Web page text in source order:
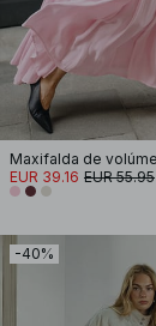
EUR 39.16 EUR 55.95
-40%